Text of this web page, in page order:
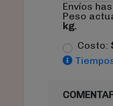
Envíos
Peso
kg.
Costo: